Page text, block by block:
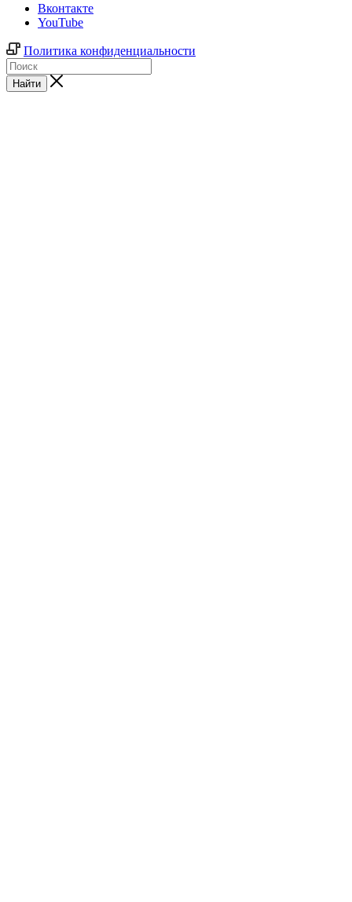
Вконтакте
YouTube
Политика конфиденциальности
Найти